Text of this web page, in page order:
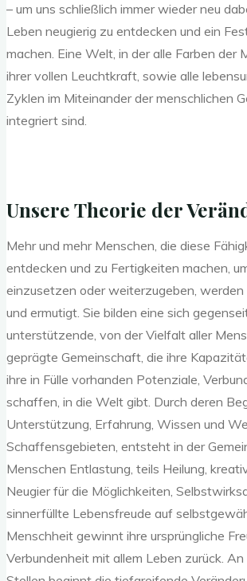
– um uns schließlich immer wieder neu
Leben neugierig zu entdecken und ein
machen. Eine Welt, in der alle Farben der
ihrer vollen Leuchtkraft, sowie alle
Zyklen im Miteinander der menschlichen
integriert sind.
Unsere Theorie der
Mehr und mehr Menschen, die diese
entdecken und zu Fertigkeiten machen,
einzusetzen oder weiterzugeben,
und ermutigt. Sie bilden eine sich
unterstützende, von der Vielfalt aller
geprägte Gemeinschaft, die ihre
ihre in Fülle vorhanden Potenziale,
schaffen, in die Welt gibt. Durch deren
Unterstützung, Erfahrung, Wissen und
Schaffensgebieten, entsteht in der
Menschen Entlastung, teils Heilung,
Neugier für die Möglichkeiten,
sinnerfüllte Lebensfreude auf
Menschheit gewinnt ihre ursprüngliche
Verbundenheit mit allem Leben zurück.